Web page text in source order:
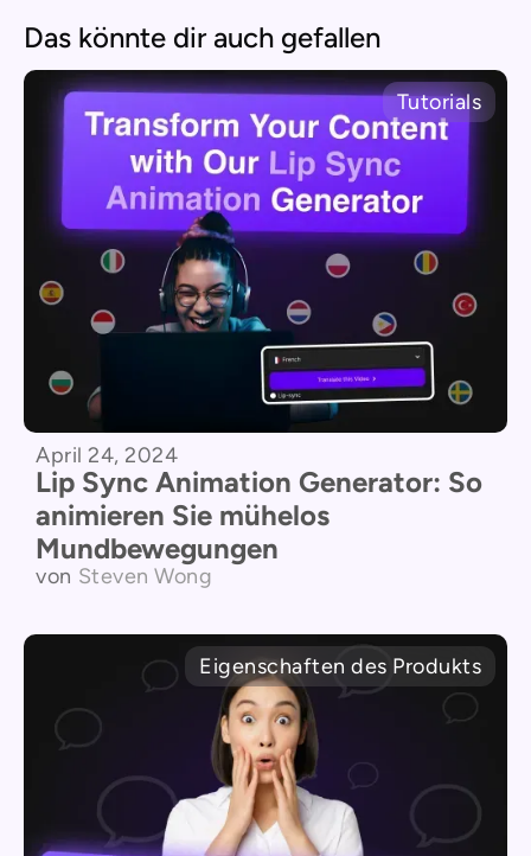
Das könnte dir auch gefallen
Tutorials
April 24, 2024
Lip Sync Animation Generator: So
animieren Sie mühelos
Mundbewegungen
von Steven Wong
Eigenschaften des Produkts